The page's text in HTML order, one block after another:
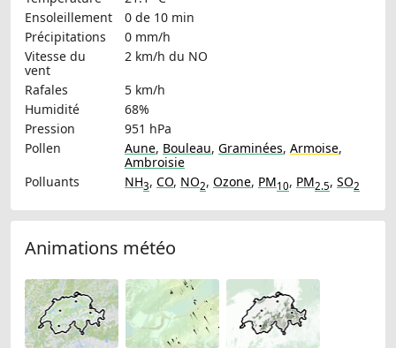
Ensoleillement
0 de 10 min
Précipitations
0 mm/h
Vitesse du
vent
2 km/h du NO
Rafales
5 km/h
Humidité
68%
Pression
951 hPa
Pollen
Aune, Bouleau, Graminées, Armoise,
Ambroisie
Polluants
NH3, CO, NO2, Ozone, PM10, PM2.5, SO2
Animations météo